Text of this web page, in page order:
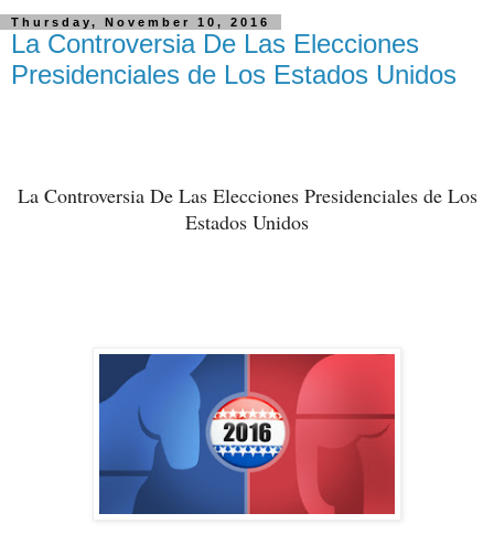
Thursday, November 10, 2016
La Controversia De Las Elecciones
Presidenciales de Los Estados Unidos
La Controversia De Las Elecciones Presidenciales de Los
Estados Unidos